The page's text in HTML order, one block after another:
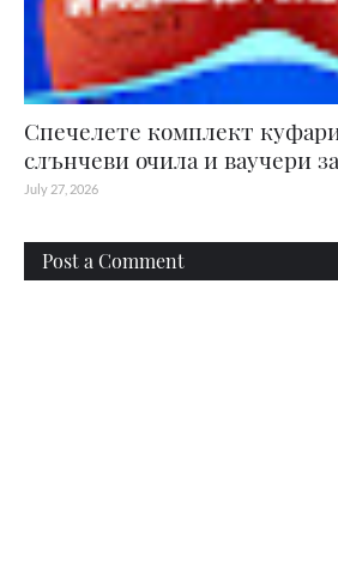
Спечелете комплект
слънчеви очила и ваучери
July 27, 2026
Post a Comment